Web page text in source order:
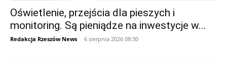
Oświetlenie, przejścia dla pieszych i
monitoring. Są pieniądze na inwestycje w...
Redakcja Rzeszów News - 6 sierpnia 2026 08:30